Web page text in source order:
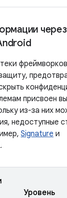
присвоен
из-за них
недоступные
Signature и
Уровень